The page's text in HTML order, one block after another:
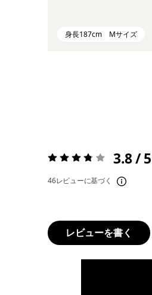
身長187cm Mサイズ
評価:3.8 / 5 3.8 / 5
46レビューに基づく
レビューを書く